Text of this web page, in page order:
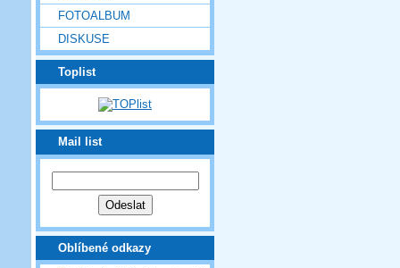
FOTOALBUM
DISKUSE
Toplist
Mail list
Oblíbené odkazy